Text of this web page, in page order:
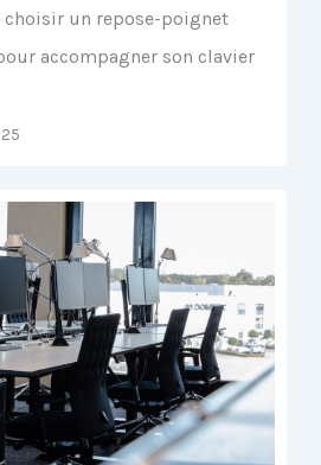
choisir un repose-poignet
accompagner son clavier